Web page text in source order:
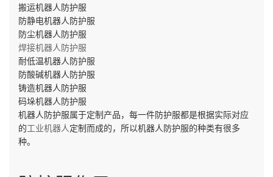
搬运机器人防护服
防静电机器人防护服
防尘机器人防护服
焊接机器人防护服
耐低温机器人防护服
防酸碱机器人防护服
铸造机器人防护服
码垛机器人防护服
机器人防护服属于定制产品，每一件防护服都是根据实际对应
的工业机器人定制而成的，所以机器人防护服的种类有很多
种。